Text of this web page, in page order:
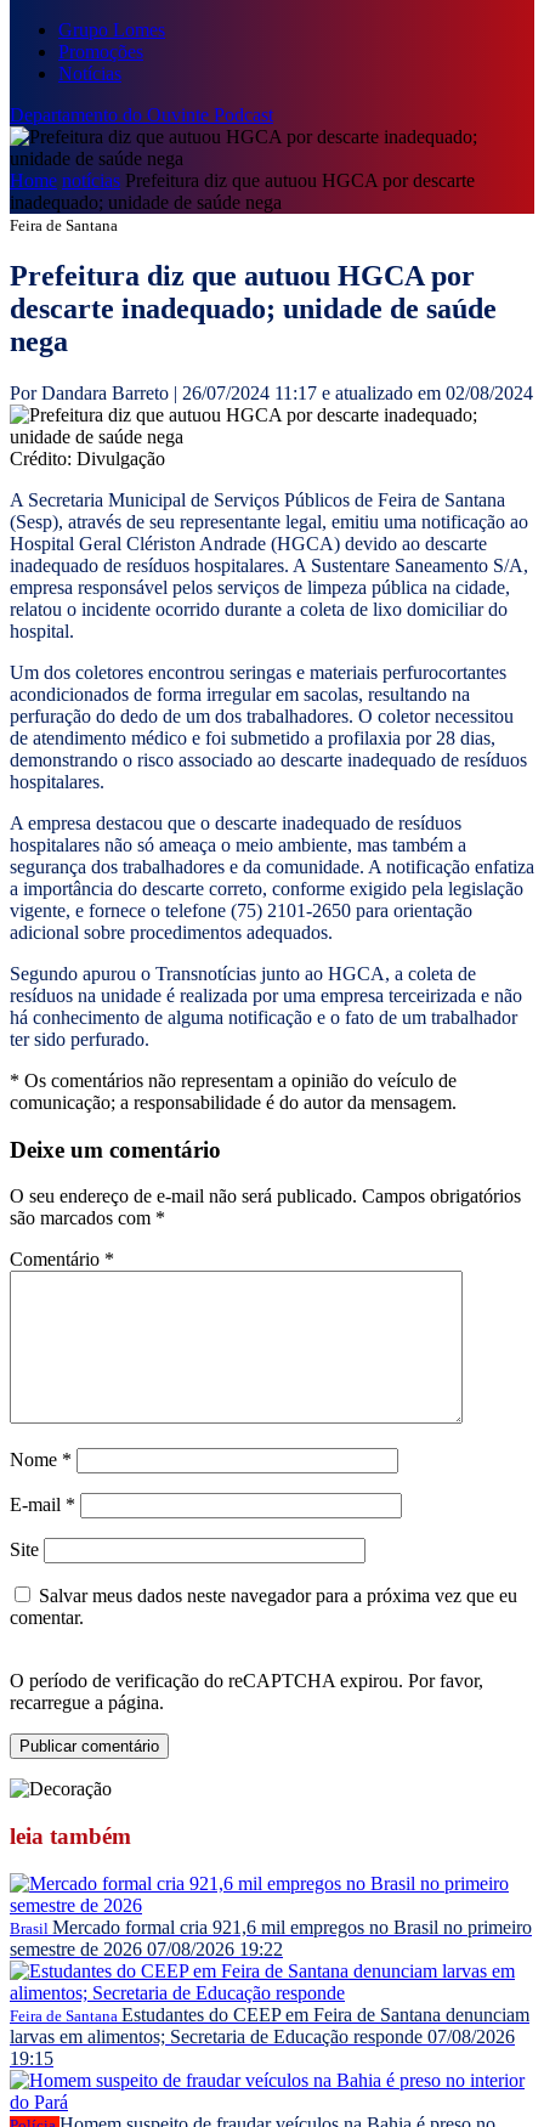
Grupo Lomes
Promoções
Notícias
Departamento do Ouvinte Podcast
Home notícias Prefeitura diz que autuou HGCA por descarte
inadequado; unidade de saúde nega
Feira de Santana
Prefeitura diz que autuou HGCA por
descarte inadequado; unidade de saúde
nega
Por Dandara Barreto | 26/07/2024 11:17 e atualizado em 02/08/2024
Crédito: Divulgação
A Secretaria Municipal de Serviços Públicos de Feira de Santana
(Sesp), através de seu representante legal, emitiu uma notificação ao
Hospital Geral Clériston Andrade (HGCA) devido ao descarte
inadequado de resíduos hospitalares. A Sustentare Saneamento S/A,
empresa responsável pelos serviços de limpeza pública na cidade,
relatou o incidente ocorrido durante a coleta de lixo domiciliar do
hospital.
Um dos coletores encontrou seringas e materiais perfurocortantes
acondicionados de forma irregular em sacolas, resultando na
perfuração do dedo de um dos trabalhadores. O coletor necessitou
de atendimento médico e foi submetido a profilaxia por 28 dias,
demonstrando o risco associado ao descarte inadequado de resíduos
hospitalares.
A empresa destacou que o descarte inadequado de resíduos
hospitalares não só ameaça o meio ambiente, mas também a
segurança dos trabalhadores e da comunidade. A notificação enfatiza
a importância do descarte correto, conforme exigido pela legislação
vigente, e fornece o telefone (75) 2101-2650 para orientação
adicional sobre procedimentos adequados.
Segundo apurou o Transnotícias junto ao HGCA, a coleta de
resíduos na unidade é realizada por uma empresa terceirizada e não
há conhecimento de alguma notificação e o fato de um trabalhador
ter sido perfurado.
* Os comentários não representam a opinião do veículo de
comunicação; a responsabilidade é do autor da mensagem.
Deixe um comentário
O seu endereço de e-mail não será publicado. Campos obrigatórios
são marcados com *
Comentário *
Nome *
E-mail *
Site
Salvar meus dados neste navegador para a próxima vez que eu
comentar.
O período de verificação do reCAPTCHA expirou. Por favor,
recarregue a página.
leia também
Brasil Mercado formal cria 921,6 mil empregos no Brasil no primeiro
semestre de 2026 07/08/2026 19:22
Feira de Santana Estudantes do CEEP em Feira de Santana denunciam
larvas em alimentos; Secretaria de Educação responde 07/08/2026
19:15